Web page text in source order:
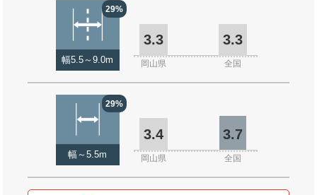
29%
幅5.5～9.0m
3.3 3.3
岡山県 全国
29%
幅～5.5m
3.4 3.7
岡山県 全国